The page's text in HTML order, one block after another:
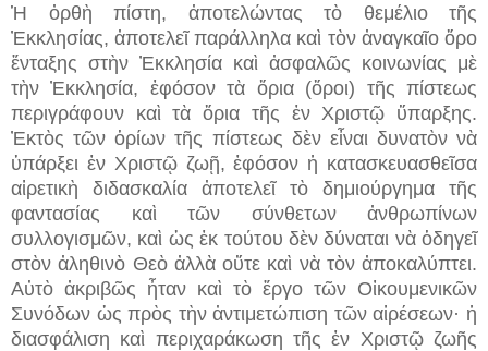
Ἡ ὀρθὴ πίστη, ἀποτελώντας τὸ θεμέλιο τῆς
Ἐκκλησίας, ἀποτελεῖ παράλληλα καὶ τὸν ἀναγκαῖο ὅρο
ἔνταξης στὴν Ἐκκλησία καὶ ἀσφαλῶς κοινωνίας μὲ
τὴν Ἐκκλησία, ἐφόσον τὰ ὅρια (ὅροι) τῆς πίστεως
περιγράφουν καὶ τὰ ὅρια τῆς ἐν Χριστῷ ὕπαρξης.
Ἐκτὸς τῶν ὁρίων τῆς πίστεως δὲν εἶναι δυνατὸν νὰ
ὑπάρξει ἐν Χριστῷ ζωῇ, ἐφόσον ἡ κατασκευασθεῖσα
αἱρετικὴ διδασκαλία ἀποτελεῖ τὸ δημιούργημα τῆς
φαντασίας καὶ τῶν σύνθετων ἀνθρωπίνων
συλλογισμῶν, καὶ ὡς ἐκ τούτου δὲν δύναται νὰ ὁδηγεῖ
στὸν ἀληθινὸ Θεὸ ἀλλὰ οὔτε καὶ νὰ τὸν ἀποκαλύπτει.
Αὐτὸ ἀκριβῶς ἦταν καὶ τὸ ἔργο τῶν Οἰκουμενικῶν
Συνόδων ὡς πρὸς τὴν ἀντιμετώπιση τῶν αἱρέσεων· ἡ
διασφάλιση καὶ περιχαράκωση τῆς ἐν Χριστῷ ζωῆς